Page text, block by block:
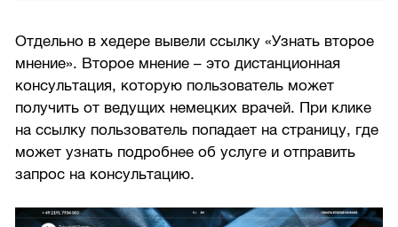
Отдельно в хедере вывели ссылку «Узнать второе
мнение». Второе мнение – это дистанционная
консультация, которую пользователь может
получить от ведущих немецких врачей. При клике
на ссылку пользователь попадает на страницу, где
может узнать подробнее об услуге и отправить
запрос на консультацию.